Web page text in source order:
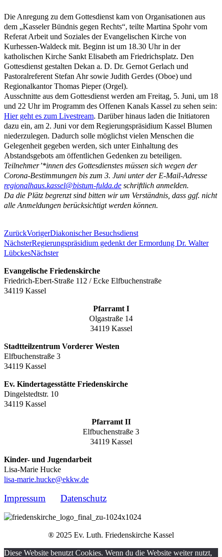
Die Anregung zu dem Gottesdienst kam von Organisationen aus
dem „Kasseler Bündnis gegen Rechts“, teilte Martina Spohr vom
Referat Arbeit und Soziales der Evangelischen Kirche von
Kurhessen-Waldeck mit. Beginn ist um 18.30 Uhr in der
katholischen Kirche Sankt Elisabeth am Friedrichsplatz. Den
Gottesdienst gestalten Dekan a. D. Dr. Gernot Gerlach und
Pastoralreferent Stefan Ahr sowie Judith Gerdes (Oboe) und
Regionalkantor Thomas Pieper (Orgel).
Ausschnitte aus dem Gottesdienst werden am Freitag, 5. Juni, um 18
und 22 Uhr im Programm des Offenen Kanals Kassel zu sehen sein:
Hier geht es zum Livestream. Darüber hinaus laden die Initiatoren
dazu ein, am 2. Juni vor dem Regierungspräsidium Kassel Blumen
niederzulegen. Dadurch solle möglichst vielen Menschen die
Gelegenheit gegeben werden, sich unter Einhaltung des
Abstandsgebots am öffentlichen Gedenken zu beteiligen.
Teilnehmer’*innen des Gottesdienstes müssen sich wegen der
Corona-Bestimmungen bis zum 3. Juni unter der E-Mail-Adresse
regionalhaus.kassel@bistum-fulda.de schriftlich anmelden.
Da die Plätz begrenzt sind bitten wir um Verständnis, dass ggf. nicht
alle Anmeldungen berücksichtigt werden können.
ZurückVorigerDiakonischer Besuchsdienst
NächsterRegierungspräsidium gedenkt der Ermordung Dr. Walter
LübckesNächster
Evangelische Friedenskirche
Friedrich-Ebert-Straße 112 / Ecke Elfbuchenstraße
34119 Kassel
Pfarramt I
Olgastraße 14
34119 Kassel
Stadtteilzentrum Vorderer Westen
Elfbuchenstraße 3
34119 Kassel
Ev. Kindertagesstätte Friedenskirche
Dingelstedtstr. 10
34119 Kassel
Pfarramt II
Elfbuchenstraße 3
34119 Kassel
Kinder- und Jugendarbeit
Lisa-Marie Hucke
lisa-marie.hucke@ekkw.de
Impressum Datenschutz
® 2025 Ev. Luth. Friedenskirche Kassel
Diese Website benutzt Cookies. Wenn du die Website weiter nutzt,